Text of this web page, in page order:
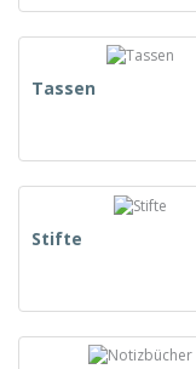
Tassen
Stifte